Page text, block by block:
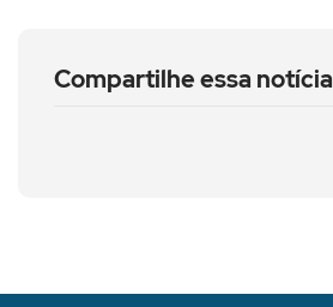
Compartilhe essa notícia